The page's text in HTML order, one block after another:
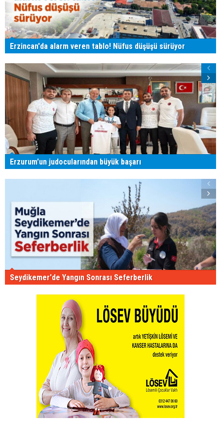
Erzincan'da alarm veren tablo! Nüfus düşüşü sürüyor
Erzurum'un judocularından büyük başarı
Seydikemer'de Yangın Sonrası Seferberlik